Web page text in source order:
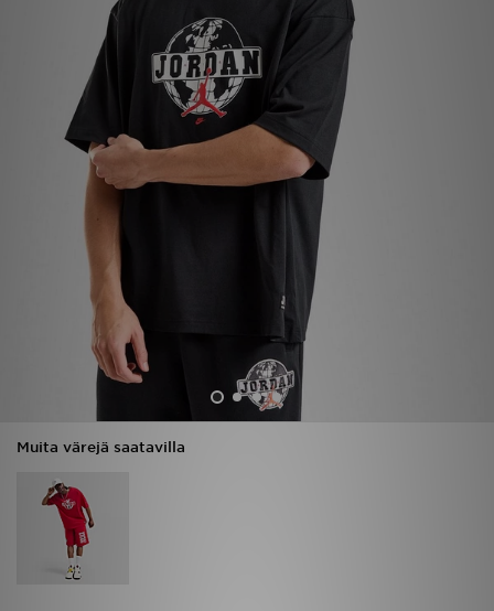
Muita värejä saatavilla
Jalkapallo
Lataa JD-sovellus
Minun JD
Minun viestini
Asiakaspalvelu ja tietoa